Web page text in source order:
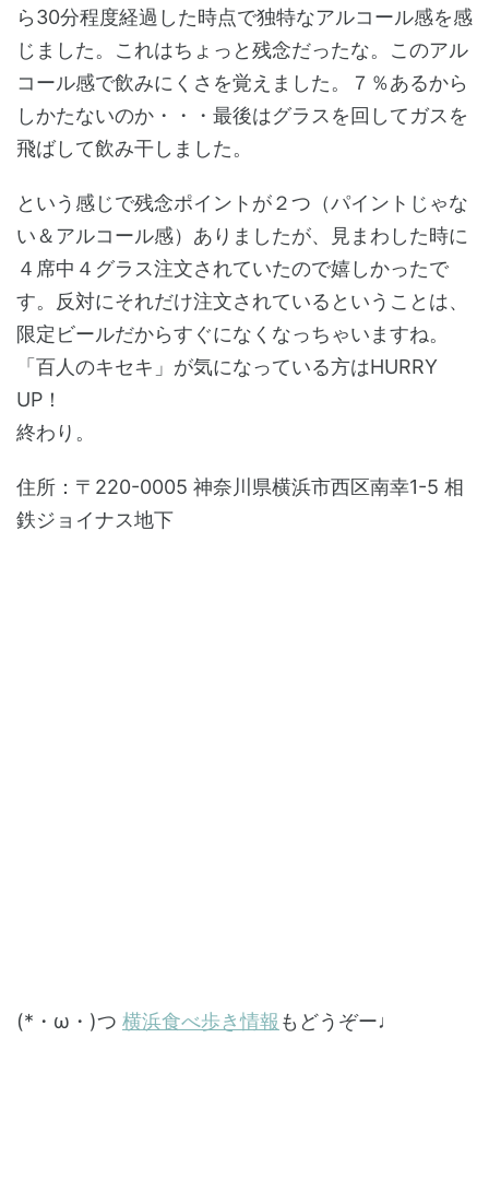
ら30分程度経過した時点で独特なアルコール感を感
じました。これはちょっと残念だったな。このアル
コール感で飲みにくさを覚えました。７％あるから
しかたないのか・・・最後はグラスを回してガスを
飛ばして飲み干しました。
という感じで残念ポイントが２つ（パイントじゃな
い＆アルコール感）ありましたが、見まわした時に
４席中４グラス注文されていたので嬉しかったで
す。反対にそれだけ注文されているということは、
限定ビールだからすぐになくなっちゃいますね。
「百人のキセキ」が気になっている方はHURRY
UP！
終わり。
住所：〒220-0005 神奈川県横浜市西区南幸1-5 相
鉄ジョイナス地下
(*・ω・)つ 横浜食べ歩き情報 もどうぞー♩